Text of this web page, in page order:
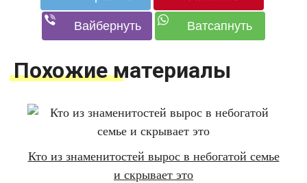
Похожие материалы
Кто из знаменитостей вырос в небогатой семье
и скрывает это